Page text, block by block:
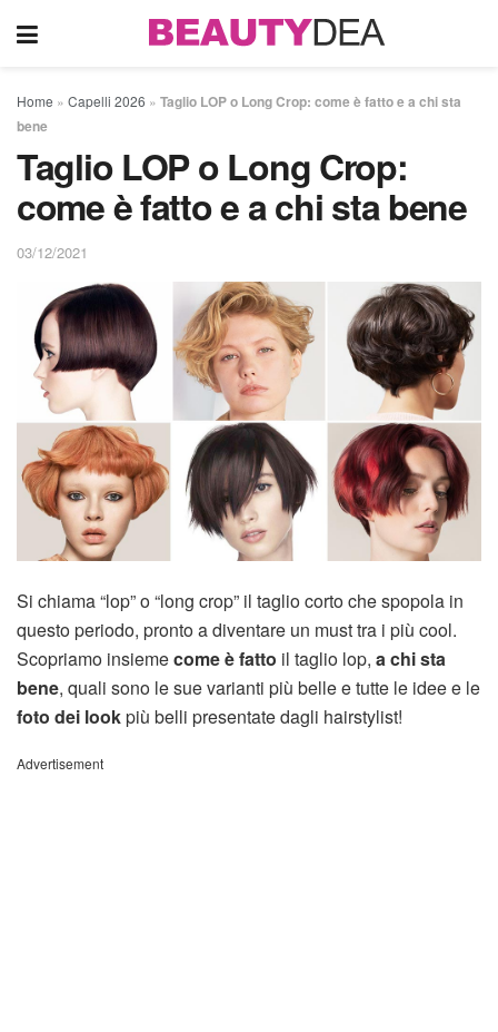
Home » Capelli 2026 » Taglio LOP o Long Crop: come è fatto e a chi sta
bene
Taglio LOP o Long Crop:
come è fatto e a chi sta bene
03/12/2021
Si chiama “lop” o “long crop” il taglio corto che spopola in
questo periodo, pronto a diventare un must tra i più cool.
Scopriamo insiemecome è fatto il taglio lop, a chi sta
bene, quali sono le sue varianti più belle e tutte le idee e le
foto dei lookpiù belli presentate dagli hairstylist!
Advertisement